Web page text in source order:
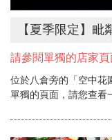
【夏季限定】毗
請參閱單獨的店家頁
位於八倉旁的「空中花
單獨的頁面，請您查看